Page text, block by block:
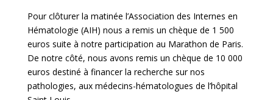
Pour clôturer la matinée l’Association des Internes en
Hématologie (AIH) nous a remis un chèque de 1 500
euros suite à notre participation au Marathon de Paris.
De notre côté, nous avons remis un chèque de 10 000
euros destiné à financer la recherche sur nos
pathologies, aux médecins-hématologues de l’hôpital